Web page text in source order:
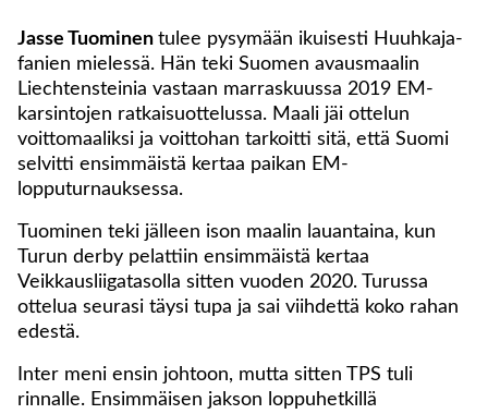
Jasse Tuominen tulee pysymään ikuisesti Huuhkaja-
fanien mielessä. Hän teki Suomen avausmaalin
Liechtensteinia vastaan marraskuussa 2019 EM-
karsintojen ratkaisuottelussa. Maali jäi ottelun
voittomaaliksi ja voittohan tarkoitti sitä, että Suomi
selvitti ensimmäistä kertaa paikan EM-
lopputurnauksessa.
Tuominen teki jälleen ison maalin lauantaina, kun
Turun derby pelattiin ensimmäistä kertaa
Veikkausliigatasolla sitten vuoden 2020. Turussa
ottelua seurasi täysi tupa ja sai viihdettä koko rahan
edestä.
Inter meni ensin johtoon, mutta sitten TPS tuli
rinnalle. Ensimmäisen jakson loppuhetkillä